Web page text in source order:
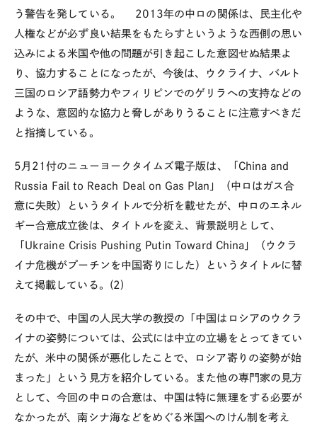
う警告を発している。 2013年の中ロの関係は、民主化や
人権などが必ず良い結果をもたらすというような西側の思い
込みによる米国や他の問題が引き起こした意図せぬ結果よ
り、協力することになったが、今後は、ウクライナ、バルト
三国のロシア語勢力やフィリピンでのゲリラへの支持などの
ような、意図的な協力と脅しがありうることに注意すべきだ
と指摘している。
5月21付のニューヨークタイムズ電子版は、「China and
Russia Fail to Reach Deal on Gas Plan」（中ロはガス合
意に失敗）というタイトルで分析を載せたが、中ロのエネル
ギー合意成立後は、タイトルを変え、背景説明として、
「Ukraine Crisis Pushing Putin Toward China」（ウクラ
イナ危機がプーチンを中国寄りにした）というタイトルに替
えて掲載している。(2)
その中で、中国の人民大学の教授の「中国はロシアのウクラ
イナの姿勢については、公式には中立の立場をとってきてい
たが、米中の関係が悪化したことで、ロシア寄りの姿勢が始
まった」という見方を紹介している。また他の専門家の見方
として、今回の中ロの合意は、中国は特に無理をする必要が
なかったが、南シナ海などをめぐる米国へのけん制を考え